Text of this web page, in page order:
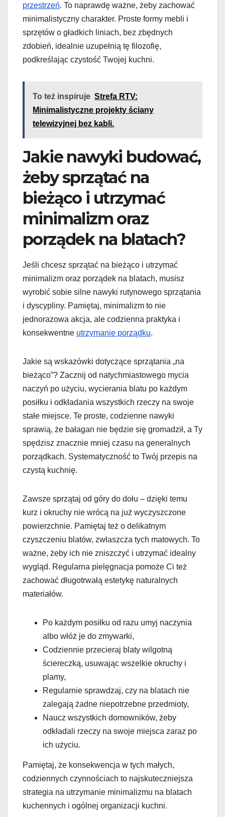
przestrzeń. To naprawdę ważne, żeby zachować
minimalistyczny charakter. Proste formy mebli i
sprzętów o gładkich liniach, bez zbędnych
zdobień, idealnie uzupełnią tę filozofię,
podkreślając czystość Twojej kuchni.
To też inspiruje Strefa RTV:
Minimalistyczne projekty ściany
telewizyjnej bez kabli.
Jakie nawyki budować,
żeby sprzątać na
bieżąco i utrzymać
minimalizm oraz
porządek na blatach?
Jeśli chcesz sprzątać na bieżąco i utrzymać
minimalizm oraz porządek na blatach, musisz
wyrobić sobie silne nawyki rutynowego sprzątania
i dyscypliny. Pamiętaj, minimalizm to nie
jednorazowa akcja, ale codzienna praktyka i
konsekwentne utrzymanie porządku.
Jakie są wskazówki dotyczące sprzątania „na
bieżąco”? Zacznij od natychmiastowego mycia
naczyń po użyciu, wycierania blatu po każdym
posiłku i odkładania wszystkich rzeczy na swoje
stałe miejsce. Te proste, codzienne nawyki
sprawią, że bałagan nie będzie się gromadził, a Ty
spędzisz znacznie mniej czasu na generalnych
porządkach. Systematyczność to Twój przepis na
czystą kuchnię.
Zawsze sprzątaj od góry do dołu – dzięki temu
kurz i okruchy nie wrócą na już wyczyszczone
powierzchnie. Pamiętaj też o delikatnym
czyszczeniu blatów, zwłaszcza tych matowych. To
ważne, żeby ich nie zniszczyć i utrzymać idealny
wygląd. Regularna pielęgnacja pomoże Ci też
zachować długotrwałą estetykę naturalnych
materiałów.
Po każdym posiłku od razu umyj naczynia
albo włóż je do zmywarki,
Codziennie przecieraj blaty wilgotną
ściereczką, usuwając wszelkie okruchy i
plamy,
Regularnie sprawdzaj, czy na blatach nie
zalegają żadne niepotrzebne przedmioty,
Naucz wszystkich domowników, żeby
odkładali rzeczy na swoje miejsca zaraz po
ich użyciu.
Pamiętaj, że konsekwencja w tych małych,
codziennych czynnościach to najskuteczniejsza
strategia na utrzymanie minimalizmu na blatach
kuchennych i ogólnej organizacji kuchni.